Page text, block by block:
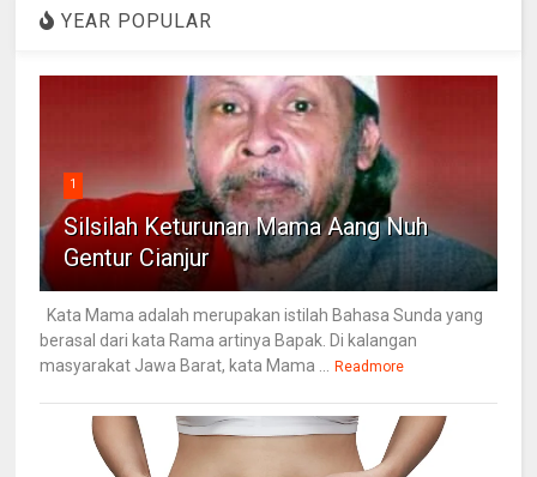
YEAR POPULAR
1
Silsilah Keturunan Mama Aang Nuh
Gentur Cianjur
Kata Mama adalah merupakan istilah Bahasa Sunda yang
berasal dari kata Rama artinya Bapak. Di kalangan
masyarakat Jawa Barat, kata Mama ... Readmore